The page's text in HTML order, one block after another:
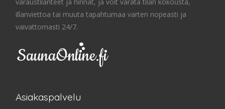
varaustilanteet ja hinnat, ja voit varata tilan kokousta,
illanviettoa tai muuta tapahtumaa varten nopeasti ja
vaivattomasti 24/7.
Asiakaspalvelu